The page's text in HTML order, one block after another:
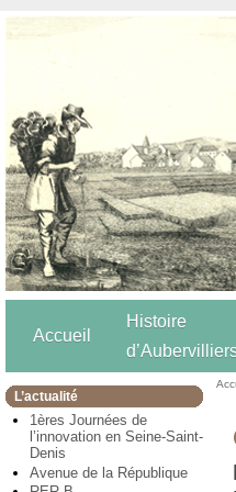
Accueil
Histoire
L’actualité
1ères Journées de
l’innovation en Seine-Saint-
Denis
Avenue de la République